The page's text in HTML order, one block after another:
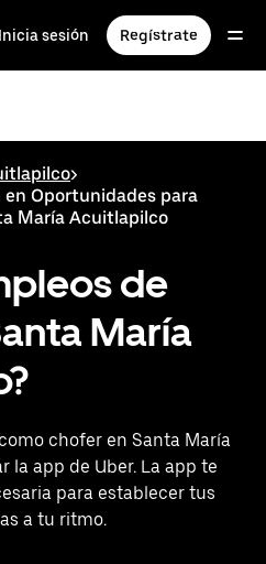
Inicia sesión Regístrate
>
Oportunidades para
María Acuitlapilco
de
María
chofer en Santa María
la app de Uber. La app te
para establecer tus
a tu ritmo.